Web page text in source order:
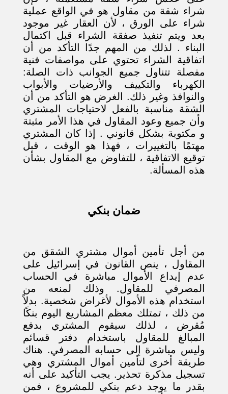
شراء شقة من مقاول هو في الواقع عملية
شراء على الورق ، لأن العقار غير موجود
بعد ويتم تنفيذ صفقة الشراء قبل اكتمال
البناء . لذلك من المهم جدًا التأكد من أن
اتفاقية الشراء تحتوي على مواصفات فنية
مفصلة تتناول جميع الجوانب ذات الصلة:
الكهرباء والتكييف والأرضيات والأبواب
والنوافذ وغير ذلك. الغرض هو التأكد من أن
الشقة مناسبة بالفعل لاحتياجات المشتري
وأن جميع وعود المقاول في هذا الأمر مثبتة
و مكتوبة بشكل قانوني . إذا كان المشتري
مهتمًا بالتغييرات ، فهذا هو الوقت ، قبل
توقيع الاتفاقية ، للتفاوض مع المقاول بشأن
هذه المسألة.
ضمان بنكي
من أجل تأمين أموال مشتري الشقق من
المقاول ، ينص القانون في إسرائيل على
عدم إيداع الأموال مباشرة في الحساب
المصرفي للمقاول. وذلك لمنعه من
استخدام هذه الأموال لأغراض شخصية. بدلاً
من ذلك ، تمتلك معظم المشاريع اليوم بنكًا
مُقرض ، لذلك سيقوم المشتري بدفع
المبالغ للمقاول باستخدام دفتر قسائم
وليس مباشرة إلى حسابه المصرفي. هناك
طريقة أخرى لتأمين أموال المشتري وهي
تسجيل مذكرة تحذير. يجب التأكيد على أنه
بقدر ما يوجد دعم بنكي للمشروع ، فمن